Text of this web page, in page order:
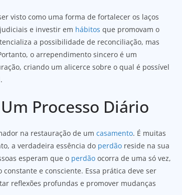
visto como uma forma de fortalecer os laços
e investir em hábitos que promovam o
a possibilidade de reconciliação, mas
o arrependimento sincero é um
criando um alicerce sobre o qual é possível
Processo Diário
na restauração de um casamento. É muitas
a verdadeira essência do perdão reside na sua
esperam que o perdão ocorra de uma só vez,
e consciente. Essa prática deve ser
reflexões profundas e promover mudanças